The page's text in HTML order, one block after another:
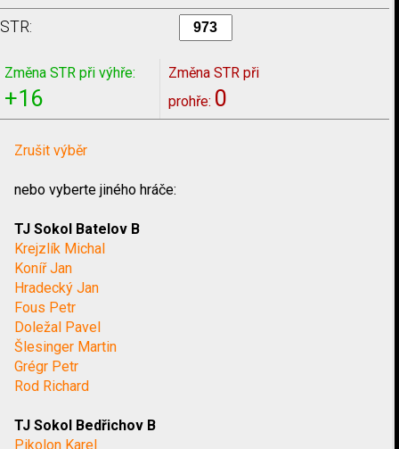
STR:
Změna STR při výhře:
+16
Změna STR při
prohře: 0
Zrušit výběr
nebo vyberte jiného hráče:
TJ Sokol Batelov B
Krejzlík Michal
Koníř Jan
Hradecký Jan
Fous Petr
Doležal Pavel
Šlesinger Martin
Grégr Petr
Rod Richard
TJ Sokol Bedřichov B
Pikolon Karel